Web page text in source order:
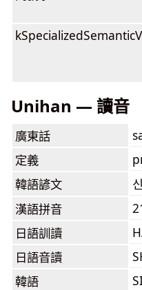
Unihan — 讀音
廣東話
定義
韓語諺文
漢語拼音
日語訓讀
日語音讀
韓語